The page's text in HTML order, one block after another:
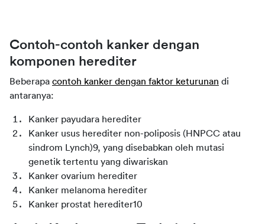
Contoh-contoh kanker dengan
komponen herediter
Beberapa contoh kanker dengan faktor keturunan di
antaranya:
Kanker payudara herediter
Kanker usus herediter non-poliposis (HNPCC atau
sindrom Lynch)9, yang disebabkan oleh mutasi
genetik tertentu yang diwariskan
Kanker ovarium herediter
Kanker melanoma herediter
Kanker prostat herediter10